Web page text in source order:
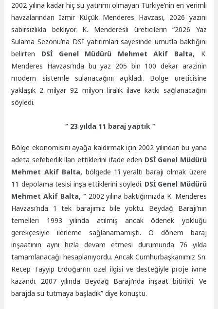
2002 yılına kadar hiç su yatırımı olmayan Türkiye’nin en verimli
havzalarından İzmir Küçük Menderes Havzası, 2026 yazını
sabırsızlıkla bekliyor. K. Menderesli üreticilerin “2026 Yaz
Sulama Sezonu’na DSİ yatırımları sayesinde umutla baktığını
belirten DSİ Genel Müdürü Mehmet Akif Balta, K.
Menderes Havzası’nda bu yaz 205 bin 100 dekar arazinin
modern sistemle sulanacağını açıkladı. Bölge üreticisine
yaklaşık 2 milyar 92 milyon liralık ilave katkı sağlanacağını
söyledi.
“ 23 yılda 11 baraj yaptık “
Bölge ekonomisini ayağa kaldırmak için 2002 yılından bu yana
adeta sefeberlik ilan ettiklerini ifade eden DSİ Genel Müdürü
Mehmet Akif Balta, bölgede 1’i yeraltı barajı olmak üzere
11 depolama tesisi inşa ettiklerini söyledi. DSİ Genel Müdürü
Mehmet Akif Balta, “ 2002 yılına baktığımızda K. Menderes
Havzası’nda 1 tek barajımız bile yoktu. Beydağ Barajı’nın
temelleri 1993 yılında atılmış ancak ödenek yokluğu
gerekçesiyle ilerleme sağlanamamıştı. O dönem baraj
inşaatının aynı hızla devam etmesi durumunda 76 yılda
tamamlanacağı hesaplanıyordu. Ancak Cumhurbaşkanımız Sn.
Recep Tayyip Erdoğan’ın özel ilgisi ve desteğiyle proje ivme
kazandı. 2007 yılında Beydağ Barajı’nda inşaat bitirildi. Ve
barajda su tutmaya başladık” diye konuştu.